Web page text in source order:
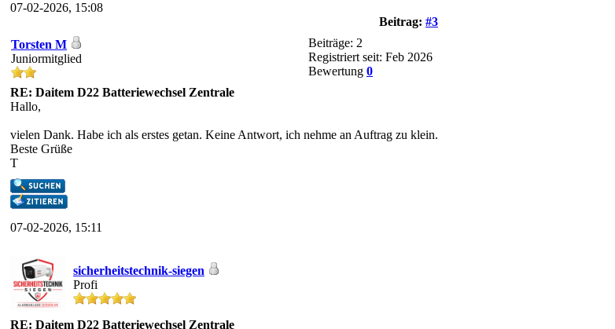
07-02-2026, 15:08
Beitrag: #3
Torsten M
Juniormitglied
Beiträge: 2
Registriert seit: Feb 2026
Bewertung 0
RE: Daitem D22 Batteriewechsel Zentrale
Hallo,
vielen Dank. Habe ich als erstes getan. Keine Antwort, ich nehme an Auftrag zu klein.
Beste Grüße
T
07-02-2026, 15:11
sicherheitstechnik-siegen
Profi
RE: Daitem D22 Batteriewechsel Zentrale